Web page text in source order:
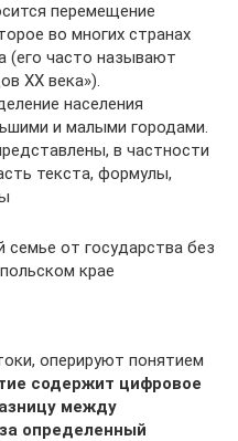
перемещение
во многих странах
(его часто называют
XX века»).
населения
и малыми городами.
в частности
текста, формулы,
от государства без
крае
оперируют понятием
содержит цифровое
между
определенный